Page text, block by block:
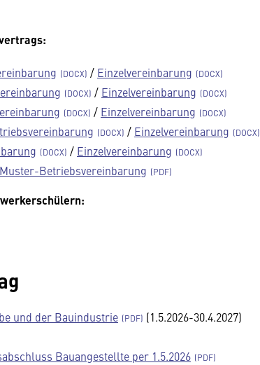
/ Einzelvereinbarung
/ Einzelvereinbarung
/ Einzelvereinbarung
/ Einzelvereinbarung
/ Einzelvereinbarung
Muster-Betriebsvereinbarung
und der Bauindustrie
(1.5.2026-30.4.2027)
Bauangestellte per 1.5.2026